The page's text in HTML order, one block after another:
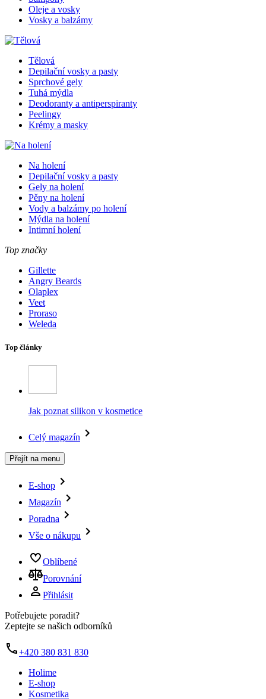
Oleje a vosky
Vosky a balzámy
Tělová
Depilační vosky a pasty
Sprchové gely
Tuhá mýdla
Deodoranty a antiperspiranty
Peelingy
Krémy a masky
Na holení
Depilační vosky a pasty
Gely na holení
Pěny na holení
Vody a balzámy po holení
Mýdla na holení
Intimní holení
Top značky
Gillette
Angry Beards
Olaplex
Veet
Proraso
Weleda
Top články
Jak poznat silikon v kosmetice
Celý magazín
Přejít na menu
E-shop
Magazín
Poradna
Vše o nákupu
Oblíbené
Porovnání
Přihlásit
Potřebujete poradit?
Zeptejte se našich odborníků
+420 380 831 830
Holime
E-shop
Kosmetika